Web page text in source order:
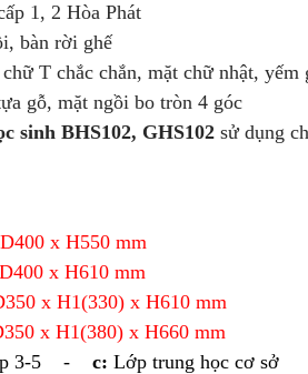
1, 2 Hòa Phát
bàn rời ghế
T chắc chắn, mặt chữ nhật, yếm
gỗ, mặt ngồi bo tròn 4 góc
sinh BHS102, GHS102 sử dụng
x H550 mm
x H610 mm
x H1(330) x H610 mm
x H1(380) x H660 mm
3-5 - c: Lớp trung học cơ sở